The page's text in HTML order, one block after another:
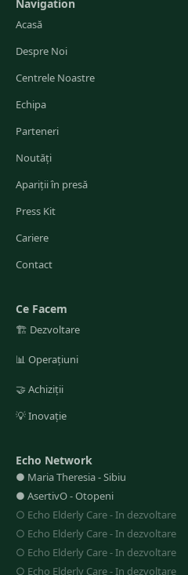
Navigation
Acasă
Despre Noi
Centrele Noastre
Echipa
Parteneri
Noutăți
Apariții în presă
Press Kit
Cariere
Contact
Ce Facem
🏗️ Dezvoltare
📊 Operațiuni
🤝 Achiziții
💡Inovație
Echo Network
● Maria Theresia-Sibiu
● AsertivO-Otopeni
○ Echo Elderly Care-In dezvoltare
○ Echo Elderly Care-In dezvoltare
○ Echo Elderly Care-In dezvoltare
○ Echo Elderly Care-In dezvoltare